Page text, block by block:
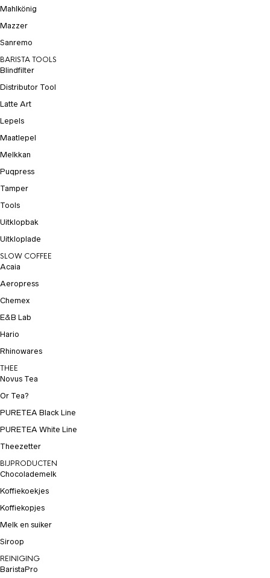
Mahlkönig
Mazzer
Sanremo
BARISTA TOOLS
Blindfilter
Distributor Tool
Latte Art
Lepels
Maatlepel
Melkkan
Puqpress
Tamper
Tools
Uitklopbak
Uitkloplade
SLOW COFFEE
Acaia
Aeropress
Chemex
E&B Lab
Hario
Rhinowares
THEE
Novus Tea
Or Tea?
PURETEA Black Line
PURETEA White Line
Theezetter
BIJPRODUCTEN
Chocolademelk
Koffiekoekjes
Koffiekopjes
Melk en suiker
Siroop
REINIGING
BaristaPro